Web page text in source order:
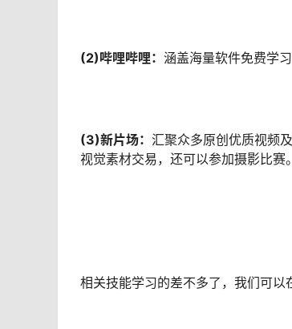
(2)哔哩哔哩： 涵盖海量软件免费学
(3)新片场： 汇聚众多原创优质视频
视觉素材交易，还可以参加摄影比赛。
相关技能学习的差不多了，我们可以